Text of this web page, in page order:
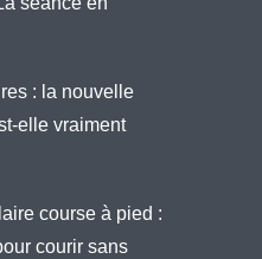
: la nouvelle
elle vraiment
course à pied :
courir sans